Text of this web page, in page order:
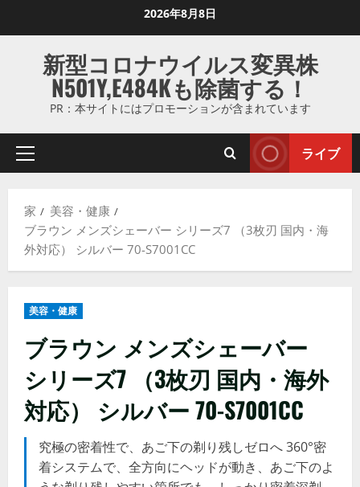
ス
ッ
2026年8月8日
新型コロナウイルス変異株
N501Y,E484Kも除菌する！
PR：本サイトにはプロモーションが含まれています
プ
マ
リ
メ
ー
ライブ
家
美容・健康
ブラウン メンズシェーバー シリーズ7 （3枚刃 国内・海
外対応） シルバー 70-S7001CC
美容・健康
ブラウン メンズシェーバー
シリーズ7 （3枚刃 国内・海外
対応） シルバー 70-S7001CC
究極の密着性で、あご下の剃り残しゼロへ 360°密
着システムで、全方向にヘッドが動き、あご下のよ